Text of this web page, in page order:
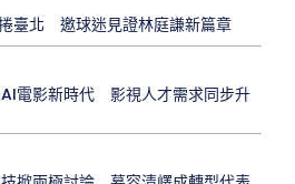
臺北 邀球迷見證林庭謙新篇章
電影新時代 影視人才需求同步升